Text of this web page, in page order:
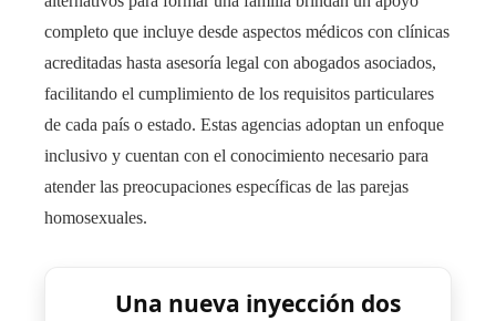
completo que incluye desde aspectos médicos con clínicas
acreditadas hasta asesoría legal con abogados asociados,
facilitando el cumplimiento de los requisitos particulares
de cada país o estado. Estas agencias adoptan un enfoque
inclusivo y cuentan con el conocimiento necesario para
atender las preocupaciones específicas de las parejas
homosexuales.
Una nueva inyección dos